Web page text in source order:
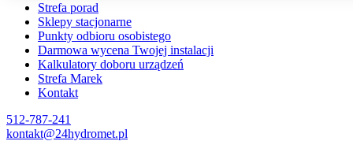
Strefa porad
Sklepy stacjonarne
Punkty odbioru osobistego
Darmowa wycena Twojej instalacji
Kalkulatory doboru urządzeń
Strefa Marek
Kontakt
512-787-241
kontakt@24hydromet.pl